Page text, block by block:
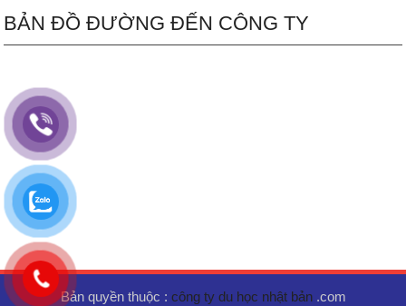
BẢN ĐỒ ĐƯỜNG ĐẾN CÔNG TY
Bản quyền thuộc : công ty du học nhật bản .com